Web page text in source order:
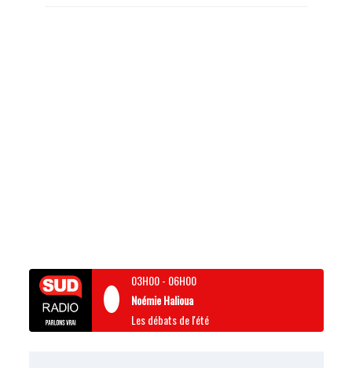
03H00- 06H00
Noémie Halioua
Les débats de l'été